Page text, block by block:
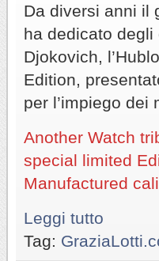
Da diversi anni il
ha dedicato
Djokovich,
Edition,
per l’impiego dei
Another Watch
special limited
Manufactured
Leggi tutto
Tag: